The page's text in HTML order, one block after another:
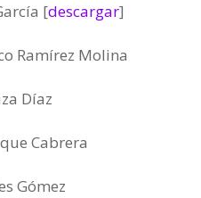
[descargar]
Ramírez Molina
Díaz
Cabrera
Gómez